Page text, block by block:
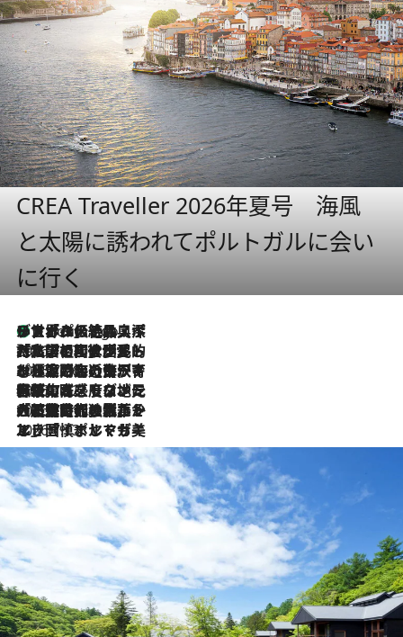
CREA Traveller 2026年夏号 海風
と太陽に誘われてポルトガルに会い
に行く
4 Hours Ago
リスボンの絶品スイーツ「パステル・デ・ナタ」とは？ポルトガル伝統の奥深い世界へ
2026.7.27
「私の祖国はポルトガル語です」国民的詩人フェルナンド・ペソアと、彼が愛した文学の街を歩く
2026.7.26
ポルトガル近海が育む極上の海の幸。キリリと冷えた白ワインと愉しむ、シーフード専門店の贅沢
2026.7.22
伝統の味をモダンに昇華。高感度な地元客が集う、リスボンの最旬ガストロノミー
2026.7.21
大航海時代の栄華から、震災、独裁、そして革命へ。ポルトガル・首都リスボンの石畳に刻まれた「歴史の光と影」
2026.7.13
エッセイ・ヤマザキマリ「慎ましくも美しき国 ポルトガル」